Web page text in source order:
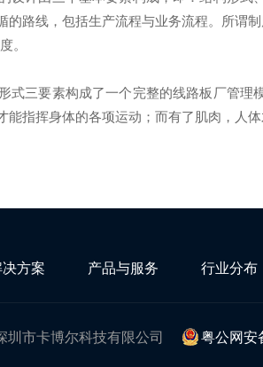
的路线，包括生产流程与业务流程。所谓
。
式三要素构成了一个完整的线路板厂管理
能指挥身体的各项运动；而有了肌肉，人
方案 产品与服务 行业分布
圳市卡博尔科技有限公司
粤公网安